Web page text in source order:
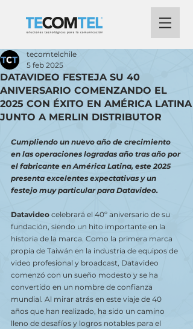
DATAVIDEO FESTEJA SU 40
ANIVERSARIO COMENZANDO EL
2025 CON ÉXITO EN AMÉRICA LATINA
JUNTO A MERLIN DISTRIBUTOR
tecomtelchile
5 feb 2025
Cumpliendo un nuevo año de crecimiento
en las operaciones logradas año tras año por
el fabricante en América Latina, este 2025
presenta excelentes expectativas y un
festejo muy particular para Datavideo.
Datavideo celebrará el 40º aniversario de su
fundación, siendo un hito importante en la
historia de la marca. Como la primera marca
propia de Taiwán en la industria de equipos de
video profesional y broadcast, Datavideo
comenzó con un sueño modesto y se ha
convertido en un nombre de confianza
mundial. Al mirar atrás en este viaje de 40
años que han realizado, ha sido un camino
lleno de desafíos y logros notables para el